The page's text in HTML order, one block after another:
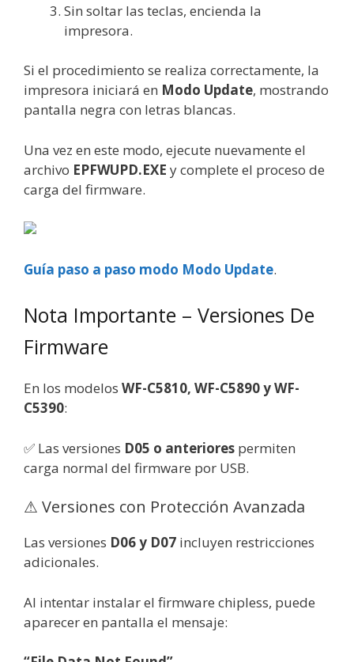
Sin soltar las teclas, encienda la
impresora.
Si el procedimiento se realiza correctamente, la
impresora iniciará en Modo Update, mostrando
pantalla negra con letras blancas.
Una vez en este modo, ejecute nuevamente el
archivo EPFWUPD.EXE y complete el proceso de
carga del firmware.
Guía paso a paso modo Modo Update.
Nota Importante – Versiones De
Firmware
En los modelos WF-C5810, WF-C5890 y WF-
C5390:
✅ Las versiones D05 o anteriores permiten
carga normal del firmware por USB.
⚠ Versiones con Protección Avanzada
Las versiones D06 y D07 incluyen restricciones
adicionales.
Al intentar instalar el firmware chipless, puede
aparecer en pantalla el mensaje: